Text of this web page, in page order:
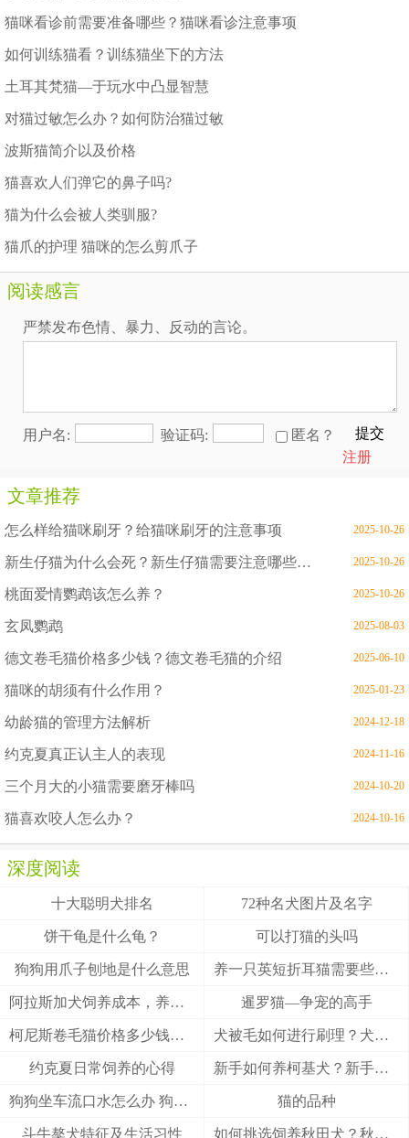
猫咪看诊前需要准备哪些？猫咪看诊注意事项
如何训练猫看？训练猫坐下的方法
土耳其梵猫—于玩水中凸显智慧
对猫过敏怎么办？如何防治猫过敏
波斯猫简介以及价格
猫喜欢人们弹它的鼻子吗?
猫为什么会被人类驯服?
猫爪的护理 猫咪的怎么剪爪子
阅读感言
严禁发布色情、暴力、反动的言论。
用户名: 验证码: 匿名？
提交
注册
文章推荐
怎么样给猫咪刷牙？给猫咪刷牙的注意事项 2025-10-26
新生仔猫为什么会死？新生仔猫需要注意哪些问题 2025-10-26
桃面爱情鹦鹉该怎么养？ 2025-10-26
玄凤鹦鹉 2025-08-03
德文卷毛猫价格多少钱？德文卷毛猫的介绍 2025-06-10
猫咪的胡须有什么作用？ 2025-01-23
幼龄猫的管理方法解析 2024-12-18
约克夏真正认主人的表现 2024-11-16
三个月大的小猫需要磨牙棒吗 2024-10-20
猫喜欢咬人怎么办？ 2024-10-16
深度阅读
十大聪明犬排名 72种名犬图片及名字
饼干龟是什么龟？ 可以打猫的头吗
狗狗用爪子刨地是什么意思 养一只英短折耳猫需要些什么
阿拉斯加犬饲养成本，养阿拉斯加犬一个月要多少钱？ 暹罗猫—争宠的高手
柯尼斯卷毛猫价格多少钱？柯尼斯卷毛猫的介绍 犬被毛如何进行刷理？犬被毛刷理方法！
约克夏日常饲养的心得 新手如何养柯基犬？新手养柯基的四大要点
狗狗坐车流口水怎么办 狗狗晕车会流口水 猫的品种
斗牛獒犬特征及生活习性 如何挑选饲养秋田犬？秋田犬有什么优缺点